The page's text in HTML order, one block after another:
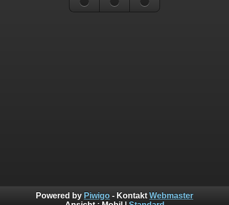
Powered by Piwigo - Kontakt Webmaster